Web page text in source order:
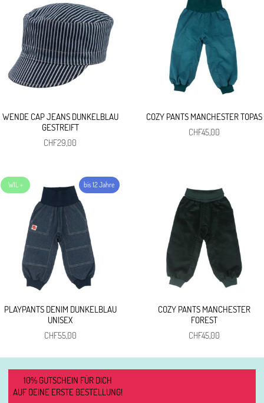
WENDE CAP JEANS DUNKELBLAU
GESTREIFT
CHF29,00
COZY PANTS MANCHESTER TOPAS
CHF45,00
PLAYPANTS DENIM DUNKELBLAU
UNISEX
CHF55,00
COZY PANTS MANCHESTER
FOREST
CHF45,00
10% GUTSCHEIN FÜR DICH
AUF DEINE ERSTE BESTELLUNG!